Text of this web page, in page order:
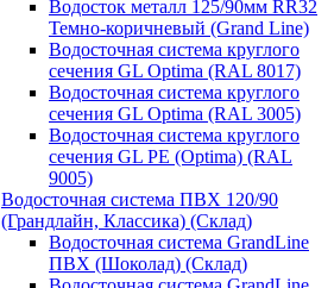
Водосток металл 125/90мм RR32
Темно-коричневый (Grand Line)
Водосточная система круглого
сечения GL Optima (RAL 8017)
Водосточная система круглого
сечения GL Optima (RAL 3005)
Водосточная система круглого
сечения GL PE (Optima) (RAL
9005)
Водосточная система ПВХ 120/90
(Грандлайн, Классика) (Склад)
Водосточная система GrandLine
ПВХ (Шоколад) (Склад)